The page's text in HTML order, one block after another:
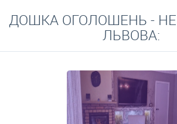
ДОШКА ОГОЛОШЕНЬ -
ЛЬВОВА: